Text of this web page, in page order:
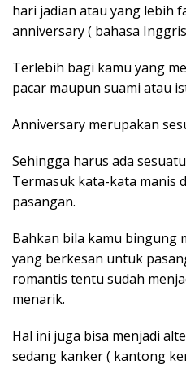
hari jadian atau yang lebih
anniversary ( bahasa
Terlebih bagi kamu yang
pacar maupun suami atau
Anniversary merupakan
Sehingga harus ada
Termasuk kata-kata manis
pasangan.
Bahkan bila kamu bingung
yang berkesan untuk
romantis tentu sudah
menarik.
Hal ini juga bisa menjadi
sedang kanker ( kantong